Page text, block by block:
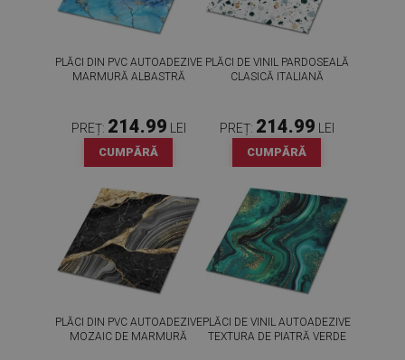
PLĂCI DIN PVC AUTOADEZIVE
MARMURĂ ALBASTRĂ
PREȚ: 214.99 LEI
CUMPĂRĂ
PLĂCI DE VINIL PARDOSEALĂ
CLASICĂ ITALIANĂ
PREȚ: 214.99 LEI
CUMPĂRĂ
PLĂCI DIN PVC AUTOADEZIVE
MOZAIC DE MARMURĂ
PLĂCI DE VINIL AUTOADEZIVE
TEXTURA DE PIATRĂ VERDE